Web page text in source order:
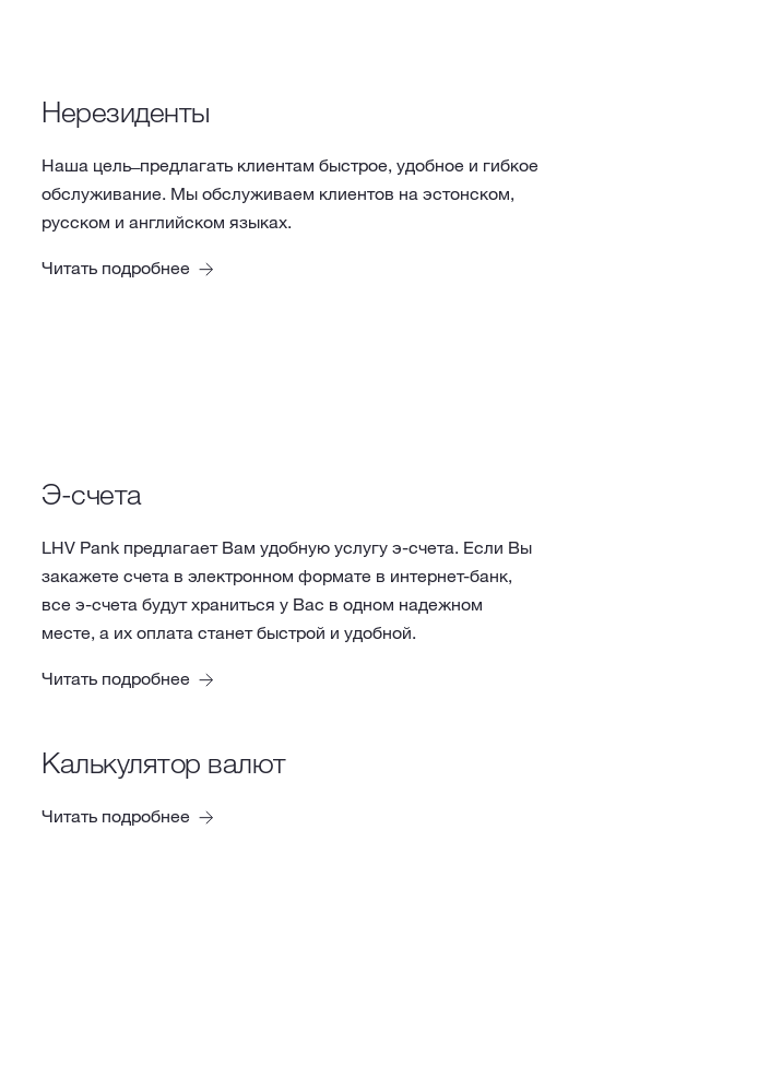
Нерезиденты
Наша цель ̶ предлагать клиентам быстрое, удобное и гибкое
обслуживание. Мы обслуживаем клиентов на эстонском,
русском и английском языках.
Читать подробнее
Э-счета
LHV Pank предлагает Вам удобную услугу э-счета. Если Вы
закажете счета в электронном формате в интернет-банк,
все э-счета будут храниться у Вас в одном надежном
месте, а их оплата станет быстрой и удобной.
Читать подробнее
Калькулятор валют
Читать подробнее